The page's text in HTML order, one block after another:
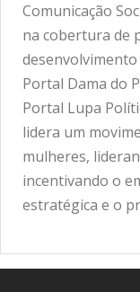
Comunicação
na cobertura de
Portal Dama do
Portal Lupa
lidera um
mulheres,
incentivando o
estratégica e o